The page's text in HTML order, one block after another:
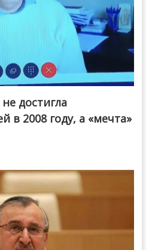
достигла
в 2008 году, а «мечта»